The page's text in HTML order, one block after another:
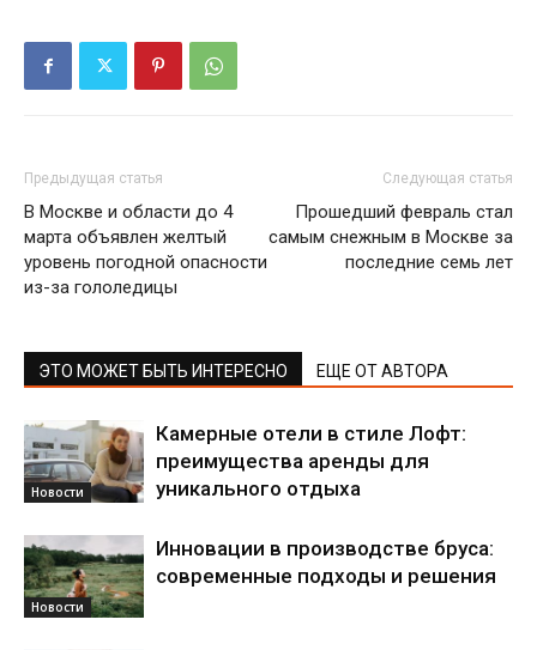
Предыдущая статья
В Москве и области до 4
марта объявлен желтый
уровень погодной опасности
из-за гололедицы
Следующая статья
Прошедший февраль стал
самым снежным в Москве за
последние семь лет
ЭТО МОЖЕТ БЫТЬ ИНТЕРЕСНО ЕЩЕ ОТ АВТОРА
Новости
Камерные отели в стиле Лофт:
преимущества аренды для
уникального отдыха
Новости
Инновации в производстве бруса:
современные подходы и решения